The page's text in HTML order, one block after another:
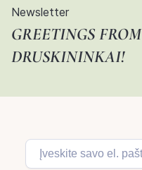
Newsletter
GREETINGS FROM
DRUSKININKAI!